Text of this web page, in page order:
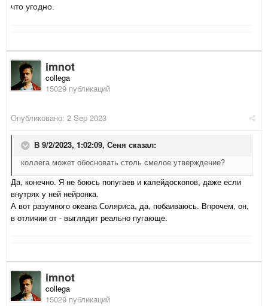
что угодно.
imnot
collega
15029 публикаций
Опубликовано: 2 Sep 2023
В 9/2/2023, 1:02:09, Сеня сказал:
коллега может обосновать столь смелое утверждение?
Да, конечно. Я не боюсь попугаев и калейдоскопов, даже если
внутрях у ней нейронка.
А вот разумного океана Соляриса, да, побаиваюсь. Впрочем, он,
в отличии от - выглядит реально пугающе.
imnot
collega
15029 публикаций